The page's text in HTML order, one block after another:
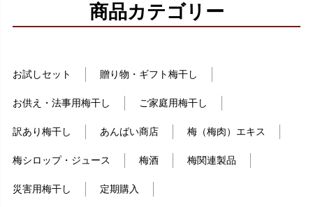
商品カテゴリー
お試しセット 贈り物・ギフト梅干し
お供え・法事用梅干し ご家庭用梅干し
訳あり梅干し あんばい商店 梅（梅肉）エキス
梅シロップ・ジュース 梅酒 梅関連製品
災害用梅干し 定期購入